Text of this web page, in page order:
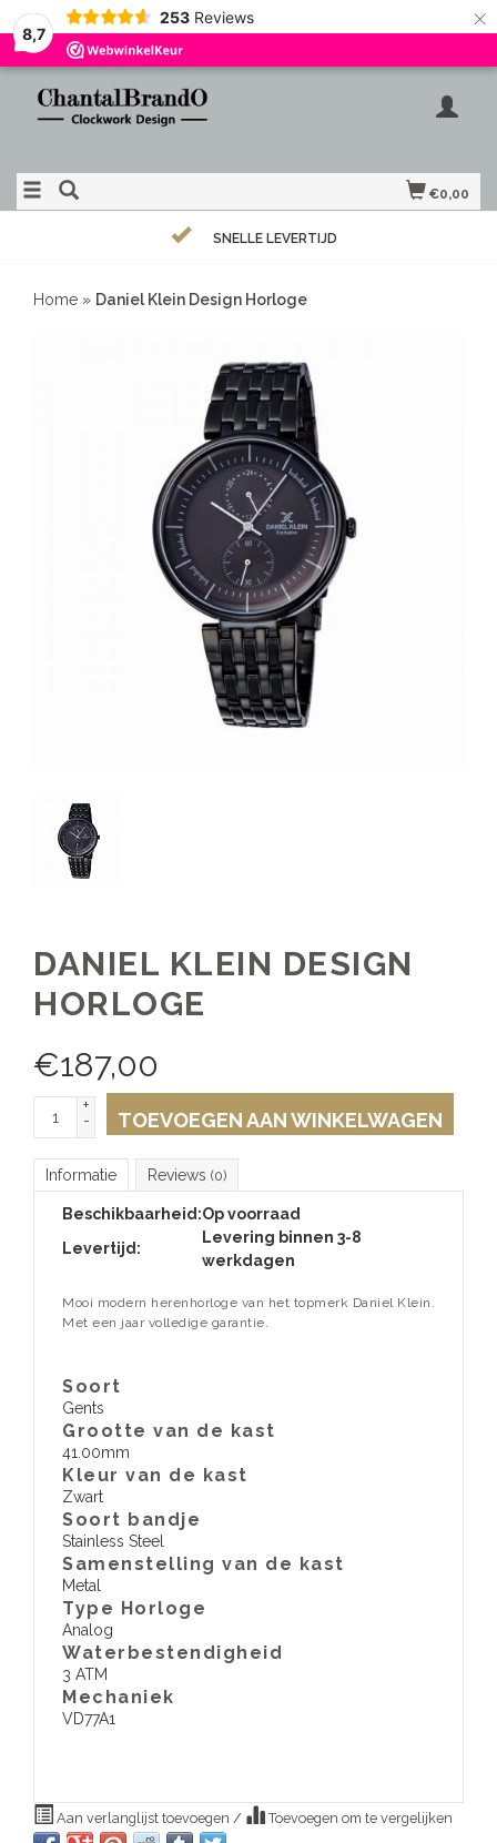
8,7
253 Reviews ×
€0,00
SNELLE LEVERTIJD
Home » Daniel Klein Design Horloge
DANIEL KLEIN DESIGN
HORLOGE
€187,00
+
-
TOEVOEGEN AAN WINKELWAGEN
Informatie Reviews (0)
Beschikbaarheid:Op voorraad
Levertijd:
Levering binnen 3-8
werkdagen
Mooi modern herenhorloge van het topmerk Daniel Klein.
Met een jaar volledige garantie.
Soort
Gents
Grootte van de kast
41.00mm
Kleur van de kast
Zwart
Soort bandje
Stainless Steel
Samenstelling van de kast
Metal
Type Horloge
Analog
Waterbestendigheid
3 ATM
​Mechaniek
VD77A1
Aan verlanglijst toevoegen / Toevoegen om te vergelijken